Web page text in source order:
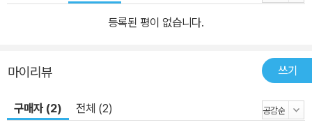
등록된 평이 없습니다.
마이리뷰 쓰기
구매자 (2) 전체 (2)